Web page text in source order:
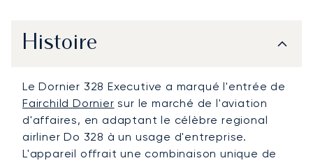
Histoire
Le Dornier 328 Executive a marqué l'entrée de
Fairchild Dornier sur le marché de l'aviation
d'affaires, en adaptant le célèbre regional
airliner Do 328 à un usage d'entreprise.
L'appareil offrait une combinaison unique de